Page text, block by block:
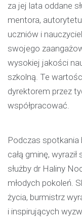
za jej lata oddane
mentora,
uczniów i
swojego
wysokiej jakości
szkolną. Te
dyrektorem przez
współpracować.
Podczas spotkania
całą gminę,
służby dr Haliny
młodych pokoleń.
życia, burmistrz
i inspirujących